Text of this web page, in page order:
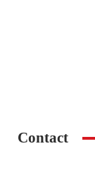
Contact